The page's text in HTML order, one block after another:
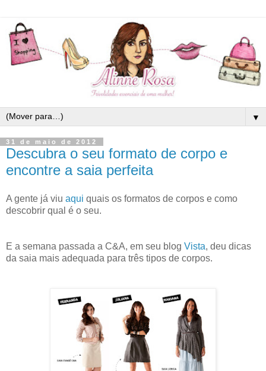
▼
31 de maio de 2012
Descubra o seu formato de corpo e
encontre a saia perfeita
A gente já viu aqui quais os formatos de corpos e como
descobrir qual é o seu.
E a semana passada a C&A, em seu blog Vista, deu dicas
da saia mais adequada para três tipos de corpos.